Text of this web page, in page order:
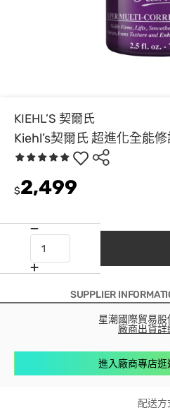
KIEHL’S 契爾氏
Kiehl’s契爾氏 超進化全能
$2,499
SUPPLIER
星潮國際貿易股
廠商出貨詳
進入廠商專店逛
配送方